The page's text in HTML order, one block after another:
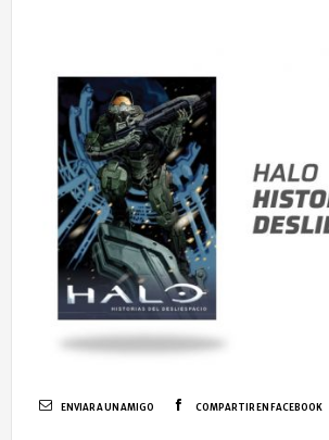
ENVIAR A UN AMIGO COMPARTIR EN FACEBOOK